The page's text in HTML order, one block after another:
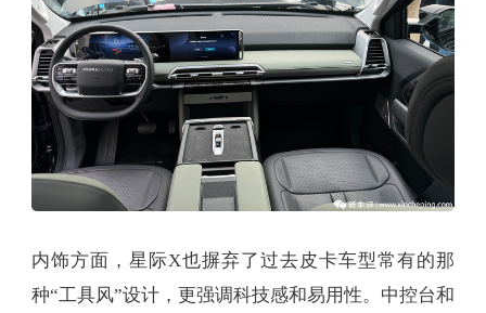
内饰方面，星际X也摒弃了过去皮卡车型常有的那
种“工具风”设计，更强调科技感和易用性。中控台和